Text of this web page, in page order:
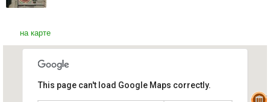
на карте
Колокольня Цайтглокентурм
This page can't load Google Maps correctly.